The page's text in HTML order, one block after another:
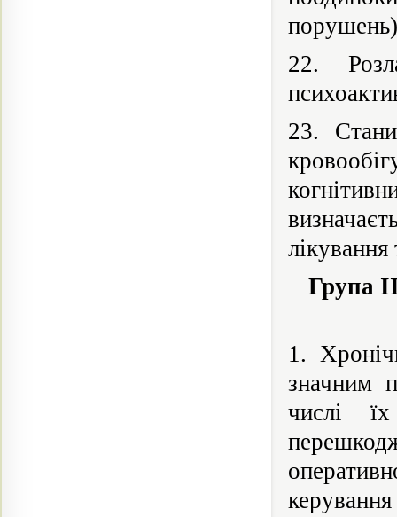
22.
23.
лікування
Група II
1.
значним
числі